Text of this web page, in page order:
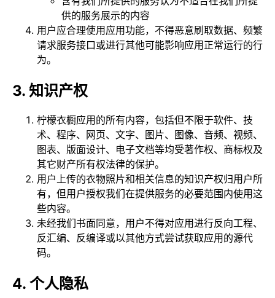
供的服务展示的内容
用户应合理使用应用功能，不得恶意刷取数据、频繁
请求服务接口或进行其他可能影响应用正常运行的行
为。
3. 知识产权
柠檬衣橱应用的所有内容，包括但不限于软件、技
术、程序、网页、文字、图片、图像、音频、视频、
图表、版面设计、电子文档等均受著作权、商标权及
其它财产所有权法律的保护。
用户上传的衣物照片和相关信息的知识产权归用户所
有，但用户授权我们在提供服务的必要范围内使用这
些内容。
未经我们书面同意，用户不得对应用进行反向工程、
反汇编、反编译或以其他方式尝试获取应用的源代
码。
4. 个人隐私